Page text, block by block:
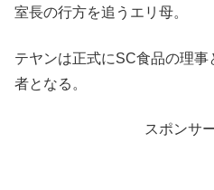
室長の行方を追うエリ母。
テヤンは正式にSC食品の理
者となる。
スポンサ